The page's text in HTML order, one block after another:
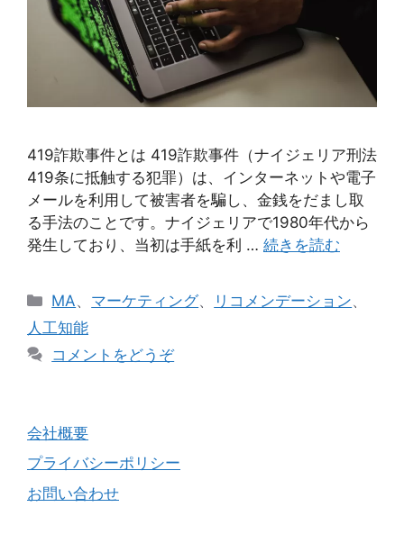
419詐欺事件とは 419詐欺事件（ナイジェリア刑法
419条に抵触する犯罪）は、インターネットや電子
メールを利用して被害者を騙し、金銭をだまし取
る手法のことです。ナイジェリアで1980年代から
発生しており、当初は手紙を利 … 続きを読む
カ
テ
リ
MA、 マーケティング、 リコメンデーション、
人工知能
コメントをどうぞ
会社概要
プライバシーポリシー
お問い合わせ